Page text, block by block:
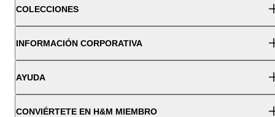
COLECCIONES
INFORMACIÓN CORPORATIVA
AYUDA
CONVIÉRTETE EN H&M MIEMBRO